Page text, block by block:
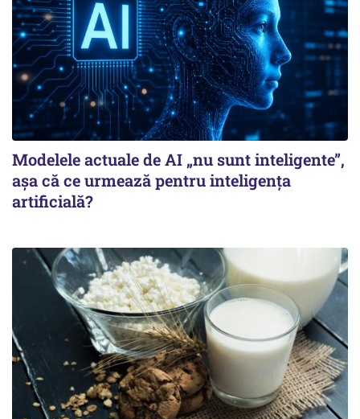
Modelele actuale de AI „nu sunt inteligente”,
așa că ce urmează pentru inteligența
artificială?